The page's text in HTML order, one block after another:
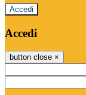
Accedi
Accedi
button close ×